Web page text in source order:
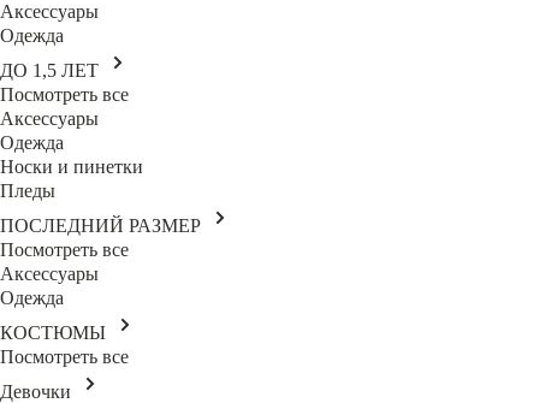
Аксессуары
Одежда
ДО 1,5 ЛЕТ
Посмотреть все
Аксессуары
Одежда
Носки и пинетки
Пледы
ПОСЛЕДНИЙ РАЗМЕР
Посмотреть все
Аксессуары
Одежда
КОСТЮМЫ
Посмотреть все
Девочки